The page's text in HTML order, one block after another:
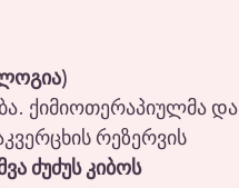
ქიმიოთერაპიულმა და
რეზერვის
ძუძუს კიბოს